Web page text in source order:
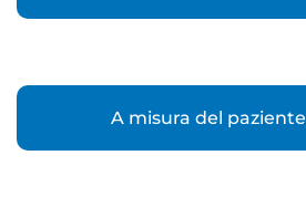
A misura del paziente